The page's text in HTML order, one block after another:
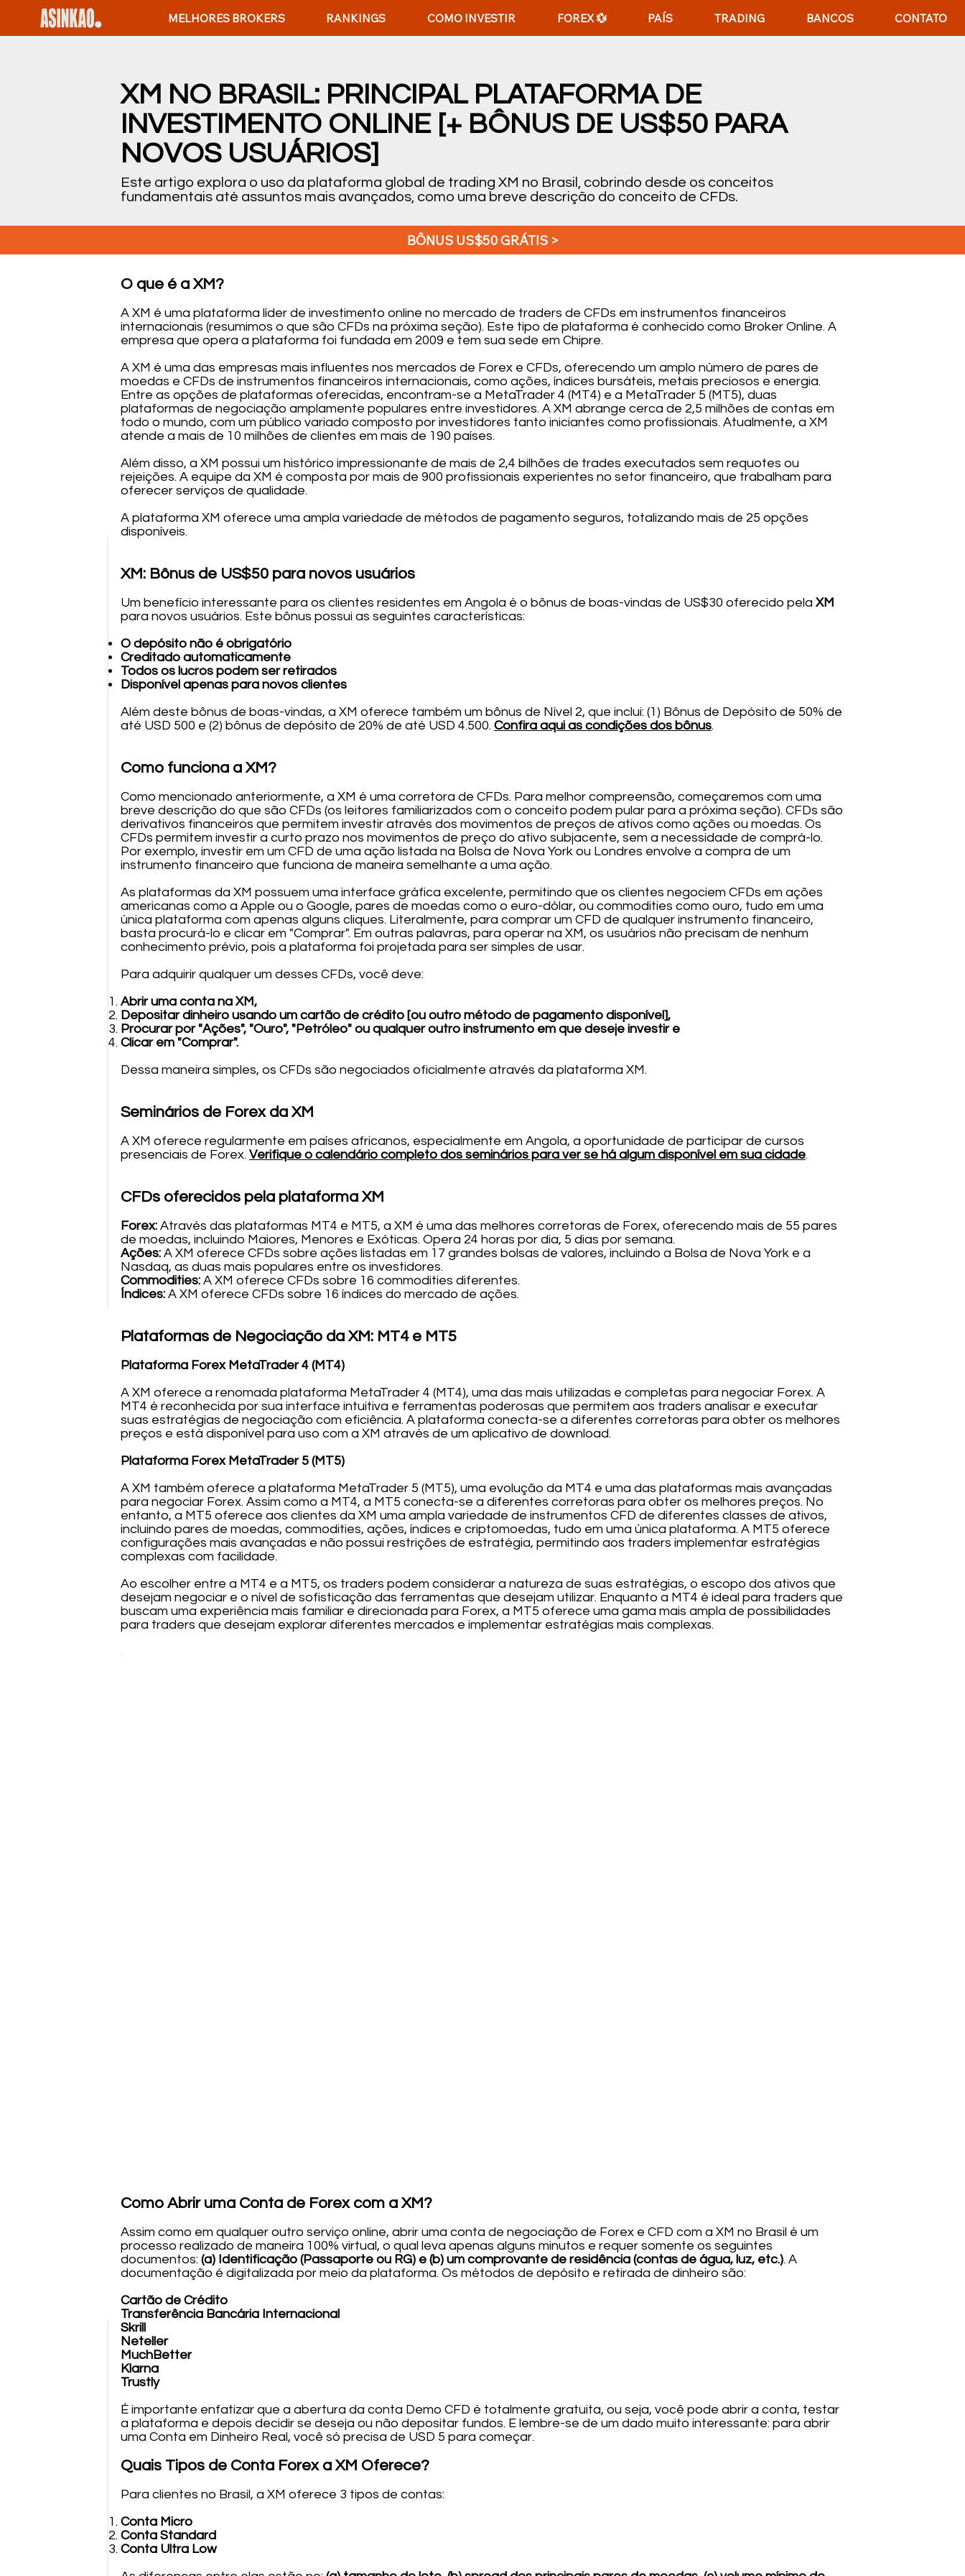
MELHORES BROKERS RANKINGS COMO INVESTIR FOREX 💱 PAÍS TRADING BANCOS CONTATO
XM NO BRASIL: PRINCIPAL PLATAFORMA DE
INVESTIMENTO ONLINE [+ BÔNUS DE US$50 PARA
NOVOS USUÁRIOS]
Este artigo explora o uso da plataforma global de trading XM no Brasil, cobrindo desde os conceitos
fundamentais até assuntos mais avançados, como uma breve descrição do conceito de CFDs.
BÔNUS US$50 GRÁTIS >
O que é a XM?
A XM é uma plataforma líder de investimento online no mercado de traders de CFDs em instrumentos financeiros
internacionais (resumimos o que são CFDs na próxima seção). Este tipo de plataforma é conhecido como Broker Online. A
empresa que opera a plataforma foi fundada em 2009 e tem sua sede em Chipre.
A XM é uma das empresas mais influentes nos mercados de Forex e CFDs, oferecendo um amplo número de pares de
moedas e CFDs de instrumentos financeiros internacionais, como ações, índices bursáteis, metais preciosos e energia.
Entre as opções de plataformas oferecidas, encontram-se a MetaTrader 4 (MT4) e a MetaTrader 5 (MT5), duas
plataformas de negociação amplamente populares entre investidores. A XM abrange cerca de 2,5 milhões de contas em
todo o mundo, com um público variado composto por investidores tanto iniciantes como profissionais. Atualmente, a XM
atende a mais de 10 milhões de clientes em mais de 190 países.
Além disso, a XM possui um histórico impressionante de mais de 2,4 bilhões de trades executados sem requotes ou
rejeições. A equipe da XM é composta por mais de 900 profissionais experientes no setor financeiro, que trabalham para
oferecer serviços de qualidade.
A plataforma XM oferece uma ampla variedade de métodos de pagamento seguros, totalizando mais de 25 opções
disponíveis.
XM: Bônus de US$50 para novos usuários
Um benefício interessante para os clientes residentes em Angola é o bônus de boas-vindas de US$30 oferecido pelaXM
para novos usuários. Este bônus possui as seguintes características:
O depósito não é obrigatório
Creditado automaticamente
Todos os lucros podem ser retirados
Disponível apenas para novos clientes
Além deste bônus de boas-vindas, a XM oferece também um bônus de Nível 2, que inclui: (1) Bônus de Depósito de 50% de
até USD 500 e (2) bônus de depósito de 20% de até USD 4.500. Confira aqui as condições dos bônus.
Como funciona a XM?
Como mencionado anteriormente, a XM é uma corretora de CFDs. Para melhor compreensão, começaremos com uma
breve descrição do que são CFDs (os leitores familiarizados com o conceito podem pular para a próxima seção). CFDs são
derivativos financeiros que permitem investir através dos movimentos de preços de ativos como ações ou moedas. Os
CFDs permitem investir a curto prazo nos movimentos de preço do ativo subjacente, sem a necessidade de comprá-lo.
Por exemplo, investir em um CFD de uma ação listada na Bolsa de Nova York ou Londres envolve a compra de um
instrumento financeiro que funciona de maneira semelhante a uma ação.
As plataformas da XM possuem uma interface gráfica excelente, permitindo que os clientes negociem CFDs em ações
americanas como a Apple ou o Google, pares de moedas como o euro-dólar, ou commodities como ouro, tudo em uma
única plataforma com apenas alguns cliques. Literalmente, para comprar um CFD de qualquer instrumento financeiro,
basta procurá-lo e clicar em "Comprar". Em outras palavras, para operar na XM, os usuários não precisam de nenhum
conhecimento prévio, pois a plataforma foi projetada para ser simples de usar.
Para adquirir qualquer um desses CFDs, você deve:
Abrir uma conta na XM,
Depositar dinheiro usando um cartão de crédito [ou outro método de pagamento disponível],
Procurar por "Ações", "Ouro", "Petróleo" ou qualquer outro instrumento em que deseje investir e
Clicar em "Comprar".
Dessa maneira simples, os CFDs são negociados oficialmente através da plataforma XM.
Seminários de Forex da XM
A XM oferece regularmente em países africanos, especialmente em Angola, a oportunidade de participar de cursos
presenciais de Forex. Verifique o calendário completo dos seminários para ver se há algum disponível em sua cidade.
CFDs oferecidos pela plataforma XM
Forex: Através das plataformas MT4 e MT5, a XM é uma das melhores corretoras de Forex, oferecendo mais de 55 pares
de moedas, incluindo Maiores, Menores e Exóticas. Opera 24 horas por dia, 5 dias por semana.
Ações: A XM oferece CFDs sobre ações listadas em 17 grandes bolsas de valores, incluindo a Bolsa de Nova York e a
Nasdaq, as duas mais populares entre os investidores.
Commodities: A XM oferece CFDs sobre 16 commodities diferentes.
Índices: A XM oferece CFDs sobre 16 índices do mercado de ações.
Plataformas de Negociação da XM: MT4 e MT5
Plataforma Forex MetaTrader 4 (MT4)
A XM oferece a renomada plataforma MetaTrader 4 (MT4), uma das mais utilizadas e completas para negociar Forex. A
MT4 é reconhecida por sua interface intuitiva e ferramentas poderosas que permitem aos traders analisar e executar
suas estratégias de negociação com eficiência. A plataforma conecta-se a diferentes corretoras para obter os melhores
preços e está disponível para uso com a XM através de um aplicativo de download.
Plataforma Forex MetaTrader 5 (MT5)
A XM também oferece a plataforma MetaTrader 5 (MT5), uma evolução da MT4 e uma das plataformas mais avançadas
para negociar Forex. Assim como a MT4, a MT5 conecta-se a diferentes corretoras para obter os melhores preços. No
entanto, a MT5 oferece aos clientes da XM uma ampla variedade de instrumentos CFD de diferentes classes de ativos,
incluindo pares de moedas, commodities, ações, índices e criptomoedas, tudo em uma única plataforma. A MT5 oferece
configurações mais avançadas e não possui restrições de estratégia, permitindo aos traders implementar estratégias
complexas com facilidade.
Ao escolher entre a MT4 e a MT5, os traders podem considerar a natureza de suas estratégias, o escopo dos ativos que
desejam negociar e o nível de sofisticação das ferramentas que desejam utilizar. Enquanto a MT4 é ideal para traders que
buscam uma experiência mais familiar e direcionada para Forex, a MT5 oferece uma gama mais ampla de possibilidades
para traders que desejam explorar diferentes mercados e implementar estratégias mais complexas.
Como Abrir uma Conta de Forex com a XM?
Assim como em qualquer outro serviço online, abrir uma conta de negociação de Forex e CFD com a XM no Brasil é um
processo realizado de maneira 100% virtual, o qual leva apenas alguns minutos e requer somente os seguintes
documentos: (a) Identificação (Passaporte ou RG) e (b) um comprovante de residência (contas de água, luz, etc.). A
documentação é digitalizada por meio da plataforma. Os métodos de depósito e retirada de dinheiro são:
Cartão de Crédito
Transferência Bancária Internacional
Skrill
Neteller
MuchBetter
Klarna
Trustly
É importante enfatizar que a abertura da conta Demo CFD é totalmente gratuita, ou seja, você pode abrir a conta, testar
a plataforma e depois decidir se deseja ou não depositar fundos. E lembre-se de um dado muito interessante: para abrir
uma Conta em Dinheiro Real, você só precisa de USD 5 para começar.
Quais Tipos de Conta Forex a XM Oferece?
Para clientes no Brasil, a XM oferece 3 tipos de contas:
Conta Micro
Conta Standard
Conta Ultra Low